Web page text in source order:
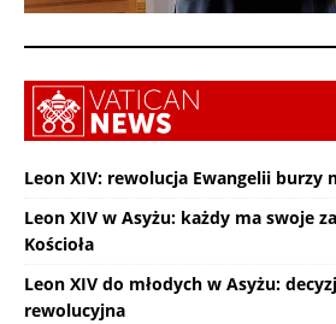
Leon XIV: rewolucja Ewangelii burzy
Leon XIV w Asyżu: każdy ma swoje
Kościoła
Leon XIV do młodych w Asyżu:
rewolucyjna